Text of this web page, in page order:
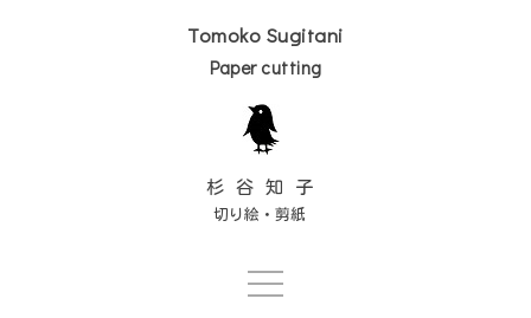
Tomoko Sugitani
Paper cutting
杉谷知子
切り絵・剪紙